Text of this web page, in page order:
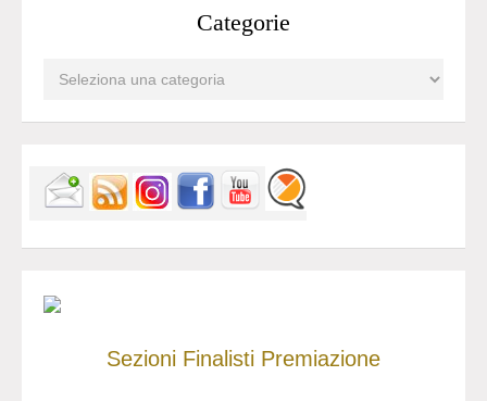
Categorie
Sezioni Finalisti Premiazione